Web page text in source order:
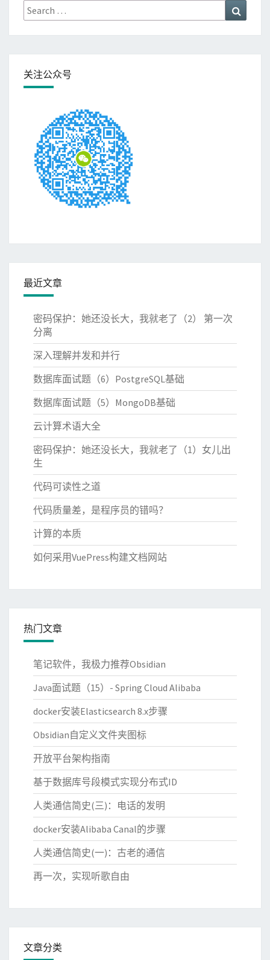
Search
for:
关注公众号
最近文章
密码保护：她还没长大，我就老了（2） 第一次
分离
深入理解并发和并行
数据库面试题（6）PostgreSQL基础
数据库面试题（5）MongoDB基础
云计算术语大全
密码保护：她还没长大，我就老了（1）女儿出
生
代码可读性之道
代码质量差，是程序员的错吗？
计算的本质
如何采用VuePress构建文档网站
热门文章
笔记软件，我极力推荐Obsidian
Java面试题（15）- Spring Cloud Alibaba
docker安装Elasticsearch 8.x步骤
Obsidian自定义文件夹图标
开放平台架构指南
基于数据库号段模式实现分布式ID
人类通信简史(三)：电话的发明
docker安装Alibaba Canal的步骤
人类通信简史(一)：古老的通信
再一次，实现听歌自由
文章分类